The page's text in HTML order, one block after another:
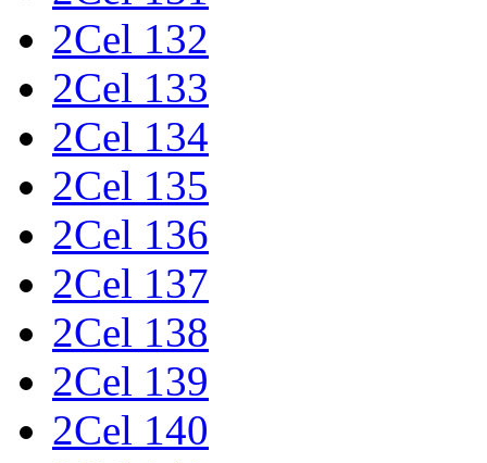
2Cel 132
2Cel 133
2Cel 134
2Cel 135
2Cel 136
2Cel 137
2Cel 138
2Cel 139
2Cel 140